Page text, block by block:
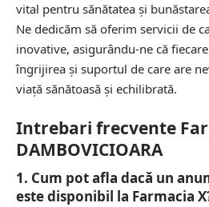
vital pentru sănătatea și
Ne dedicăm să oferim servicii de
inovative, asigurându-ne că
îngrijirea și suportul de care are
viață sănătoasă și echilibrată.
Intrebari frecvente
DAMBOVICIOARA
1. Cum pot afla dacă un
este disponibil la Farmacia